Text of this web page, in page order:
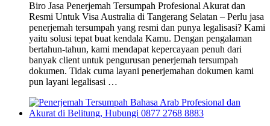
Biro Jasa Penerjemah Tersumpah Profesional Akurat dan
Resmi Untuk Visa Australia di Tangerang Selatan – Perlu jasa
penerjemah tersumpah yang resmi dan punya legalisasi? Kami
yaitu solusi tepat buat kendala Kamu. Dengan pengalaman
bertahun-tahun, kami mendapat kepercayaan penuh dari
banyak client untuk pengurusan penerjemah tersumpah
dokumen. Tidak cuma layani penerjemahan dokumen kami
pun layani legalisasi …